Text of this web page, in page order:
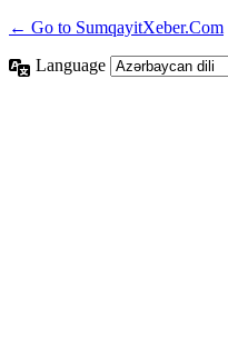
← Go to SumqayitXeber.Com
Language